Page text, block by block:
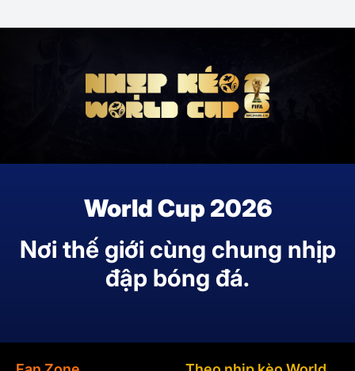
World Cup 2026
Nơi thế giới cùng chung nhịp
đập bóng đá.